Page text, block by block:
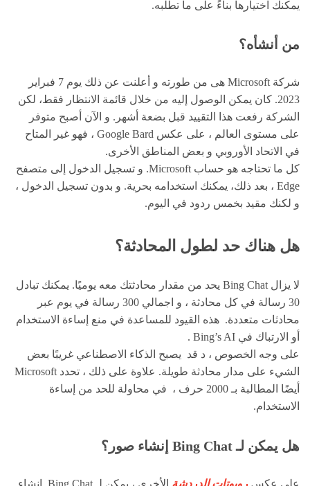
يمكنك اختيارها بناءً على ما تطلبه.
من أنشأه؟
شركة Microsoft هى من طورته و أعلنت عن ذلك يوم 7 فبراير
2023. كان يمكن الوصول إليه من خلال قائمة الانتظار فقط، لكن
الشركة رفعت هذا التقييد قبل بضعة أشهر. و الآن أصبح متوفر
على مستوى العالم ، على عكس Google Bard ، فهو غير المتاح
في الاتحاد الأوروبي و بعض المناطق الأخرى.
كل ما تحتاجه هو حساب Microsoft. و تسجيل الدخول إلى متصفح
Edge ، بعد ذلك، يمكنك استخدامه بحرية. و بدون تسجيل الدخول ،
و لكنك مقيد بخمس ردود في اليوم.
هل هناك حد لطول المحادثة؟
لا يزال Bing Chat يحد من مقدار محادثتك معه يوميًا. يمكنك تبادل
30 رسالة في كل محادثة ، و اجمالي 300 رسالة في يوم عبر
محادثات متعددة. هذه القيود للمساعدة في منع إساءة الاستخدام
أو الارتباك في Bing’s AI .
على وجه الخصوص ، د قد يصبح الذكاء الاصطناعي غريبًا بعض
الشيء على مدار محادثة طويلة. علاوة على ذلك ، تحدد Microsoft
أيضًا المطالبة بـ 2000 حرف ، في محاولة للحد من إساءة
الاستخدام.
هل يمكن لـ Bing Chat إنشاء صور؟
على عكسروبوتات الدردشة
الأخرى ، يمكن لـ Bing Chat إنشاء